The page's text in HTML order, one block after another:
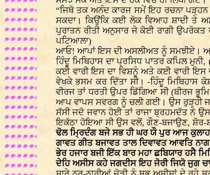
“ਜਿਥੋ ਤਕ ਅਨੰਦ ਕਾਰਜ ਸਮੇਂ ਇਹ ਰਚਨਾ ਪੜ੍ਹਨ
ਸਕਦਾ। ਕਿਉਂਕਿ ਕਈ ਲੋਕ ਵਿਆਹ ਸ਼ਾਦੀ ਤੇ
ਪੁਰਾਤਨ ਰੀਤੀ ਅਨੁਸਾਰ ਜੇ ਕੋਈ ਰਾਗੀ ਉਪਰੋਕਤ
ਪਟਿਆਲਾ)
ਆਓ! ਆਪਾਂ ਇਸ ਦੀ ਅਸਲੀਅਤ ਨੂੰ ਸਮਝੀਏ। ਆਖੇ
ਹਿੰਦੂ ਮਿਥਿਹਾਸ ਦਾ ਪ੍ਰਸਿਧ ਪਾਤਰ ਕਪਿਲ
ਕਈ ਵਾਰੀ ਇਸ ਦਾ ਵਿਸ਼ਨੂੰ ਅਤੇ ਕਈ ਵਾਰੀ ਇਸ
ਵੇਖਕੇ ਭਸਮ ਕਰ ਦਿੱਤਾ ਸੀ। -ਹਿੰਦੂ
ਵੀਰਜ ਤਾਂ ਧਰਤੀ ਉਪਰ ਡਿੱਗਿਆ ਸੀ (ਬੀਰਜ
ਆਪ ਵਾਪਸ ਸਵਰਗ ਨੂੰ ਚਲੀ ਗਈ। ਉਸ ਰੁੜ੍ਹੀ
ਸੱਸੀ ਜਦੋ ਜਵਾਨ ਹੋਈ ਤਾਂ ਰਾਜਾ ਬ੍ਰਹਮਦੱਤ ਨੇ
ਇਕੱਠਾ ਹੋਇਆ ਸੀ ਉਸ ਵਲੋਂ, ਗੌਣ-ਬਜਾਉਣ, ਸ਼ੋਰ-
ਢੋਲ ਮ੍ਰਿਦੰਗ ਬਜੇ ਸਭ ਹੀ ਘਰ ਯੌ ਪੁਰ ਆਜ
ਗਾਵਤ ਗੀਤ ਬਜਾਵਤ ਤਾਲ ਦਿਵਾਵਤ ਆਵਤਿ
ਭੇਰ ਹਜਾਰ ਬਜੀ ਇੱਕ ਬਾਰ ਮਹਾ ਛਬਿਯਾਰ ਹਸੈ
ਦੇਹਿ ਅਸੀਸ ਕਹੇ ਜਗਦੀਸ ਇਹ ਜੋਰੀ ਜਿਯੋ ਜੁਗ